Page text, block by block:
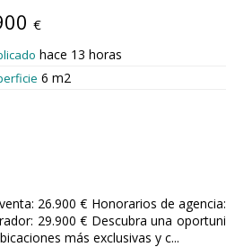
€
hace 13 horas
6 m2
26.900 € Honorarios de agencia:
29.900 € Descubra una oportuni
más exclusivas y c...